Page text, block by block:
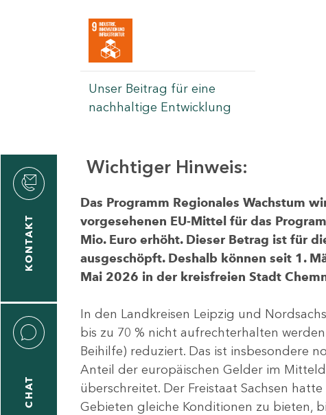
Unser Beitrag für eine
nachhaltige Entwicklung
KONTAKT
CHAT
Wichtiger Hinweis:
Das Programm Regionales Wachstum
vorgesehenen EU-Mittel für das
Mio. Euro erhöht. Dieser Betrag ist für
ausgeschöpft. Deshalb können seit 1.
Mai 2026 in der kreisfreien Stadt
In den Landkreisen Leipzig und
bis zu 70 % nicht aufrechterhalten
Beihilfe) reduziert. Das ist insbesondere
Anteil der europäischen Gelder im
überschreitet. Der Freistaat Sachsen
Gebieten gleiche Konditionen zu bieten,